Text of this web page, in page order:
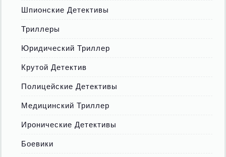
Шпионские Детективы
Триллеры
Юридический Триллер
Крутой Детектив
Полицейские Детективы
Медицинский Триллер
Иронические Детективы
Боевики